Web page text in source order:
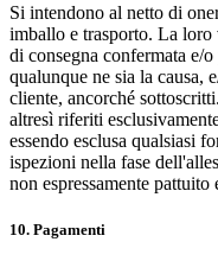
Si intendono al netto di
imballo e trasporto. La loro
di consegna confermata e/
qualunque ne sia la causa,
cliente, ancorché
altresì riferiti
essendo esclusa qualsiasi
ispezioni nella fase
non espressamente pattuito
10. Pagamenti